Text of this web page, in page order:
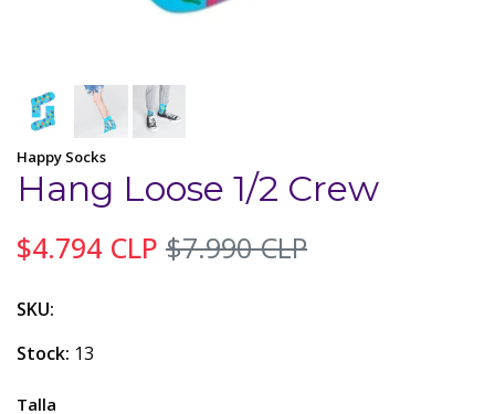
Happy Socks
Hang Loose 1/2 Crew
$4.794 CLP $7.990 CLP
SKU:
Stock: 13
Talla